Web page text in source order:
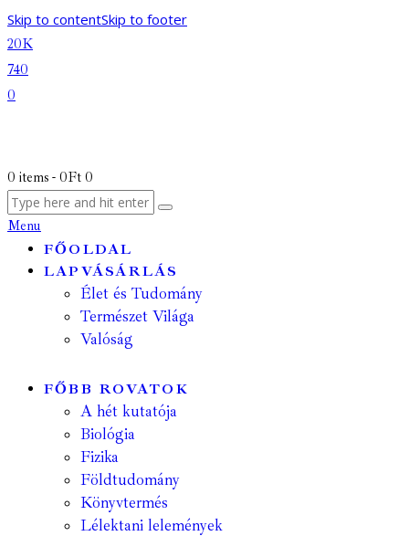
Skip to contentSkip to footer
20K
740
0
0 items - 0Ft 0
Menu
FŐOLDAL
LAPVÁSÁRLÁS
Élet és Tudomány
Természet Világa
Valóság
FŐBB ROVATOK
A hét kutatója
Biológia
Fizika
Földtudomány
Könyvtermés
Lélektani lelemények